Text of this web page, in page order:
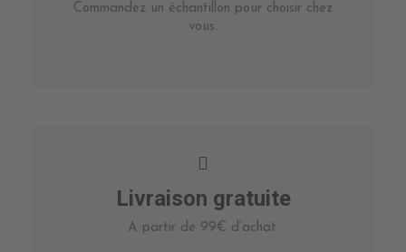
Commandez un échantillon pour choisir chez
vous.
Livraison gratuite
A partir de 99€ d’achat.